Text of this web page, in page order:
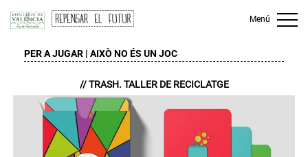
Menú
PER A JUGAR | AIXÒ NO ÉS UN JOC
// TRASH. TALLER DE RECICLATGE